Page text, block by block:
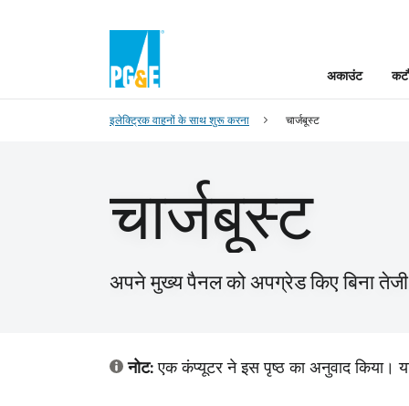
अकाउंट
इलेक्ट्रिक वाहनों के साथ शुरू करना चार्जबूस्ट
चार्जबूस्ट
अपने मुख्य पैनल को अपग्रेड किए बिना तेजी
नोट:एक कंप्यूटर ने इस पृष्ठ का अनुवाद किया।